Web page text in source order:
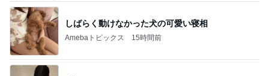
しばらく動けなかった犬の可愛い寝相
Amebaトピックス 15時間前